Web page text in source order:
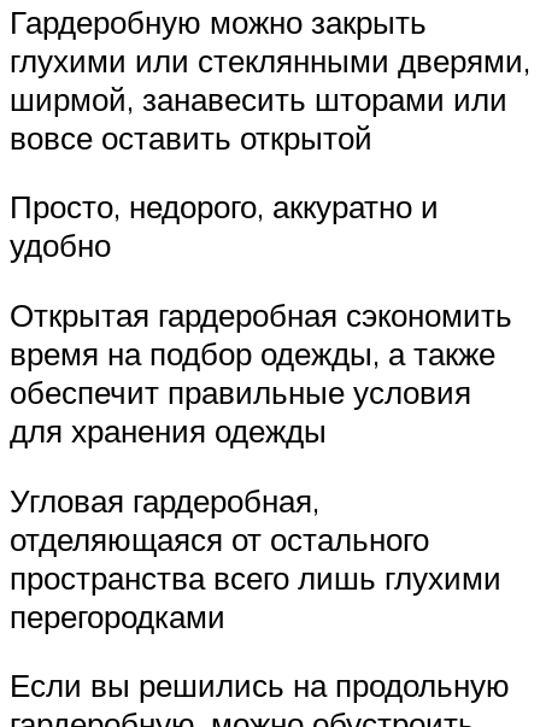
Гардеробную можно закрыть
глухими или стеклянными дверями,
ширмой, занавесить шторами или
вовсе оставить открытой
Просто, недорого, аккуратно и
удобно
Открытая гардеробная сэкономить
время на подбор одежды, а также
обеспечит правильные условия
для хранения одежды
Угловая гардеробная,
отделяющаяся от остального
пространства всего лишь глухими
перегородками
Если вы решились на продольную